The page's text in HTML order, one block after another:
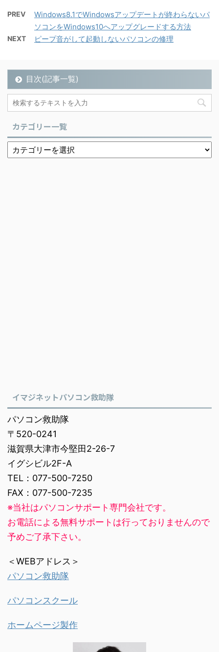
PREV
Windows8.1でWindowsアップデートが終わらないパ
ソコンをWindows10へアップグレードする方法
NEXT ピープ音がして起動しないパソコンの修理
目次(記事一覧)
カテゴリー一覧
イマジネットパソコン救助隊
パソコン救助隊
〒520-0241
滋賀県大津市今堅田2-26-7
イグシビル2F-A
TEL：077-500-7250
FAX：077-500-7235
※当社はパソコンサポート専門会社です。
お電話による無料サポートは行っておりませんので
予めご了承下さい。
＜WEBアドレス＞
パソコン救助隊
パソコンスクール
ホームページ製作